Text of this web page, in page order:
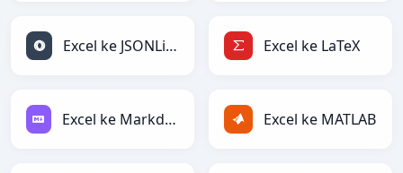
Excel ke JSONLines Excel ke LaTeX
Excel ke Markdown Excel ke MATLAB